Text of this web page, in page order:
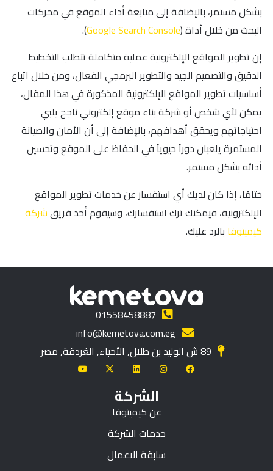
بشكل مستمر، بالإضافة إلى متابعة أداء الموقع في محركات
البحث من خلال أداة (Google Search Console
).
إن تطوير المواقع الإلكترونية عملية متكاملة تتطلب التخطيط
الدقيق والتصميم الجيد والتطوير البرمجي الفعال، ومن خلال اتباع
أساسيات تطوير المواقع الإلكترونية المذكورة في هذا المقال،
يمكن لأي شخص أو شركة بناء موقع إلكتروني ناجح يلبي
احتياجاتهم ويحقق أهدافهم، بالإضافة إلى أن الأمان والصيانة
المستمرة يلعبان دوراً حيوياً في الحفاظ على الموقع وتحسين
أدائه بشكل مستمر.
ختامًا، إذا كان لديك أي استفسار عن خدمات تطوير المواقع
الإلكترونية، فيمكنك ترك استفسارك، وسيقوم أحد فريقشركة
كيميتوفا بالرد عليك.
01558458887
info@kemetova.com.eg
89 ش الوليد بن طلال, الأحياء, الغردقة, مصر
الشركة
عن كيميتوفا
خدمات الشركة
سابقة الاعمال